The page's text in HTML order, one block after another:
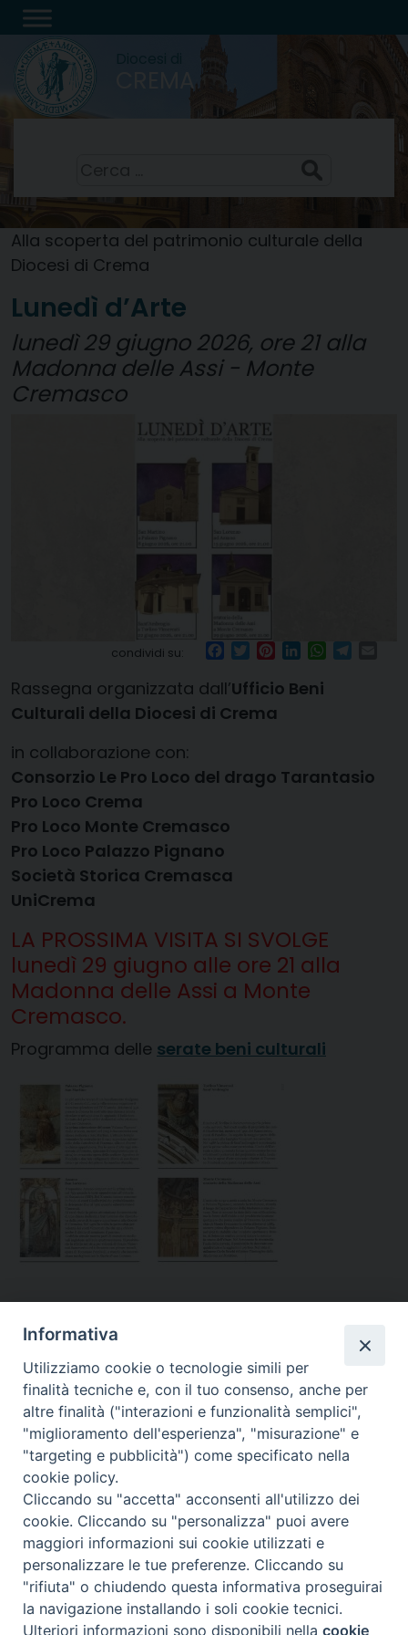
Skip
to
content
CREMA
Alla scoperta del patrimonio culturale della
Diocesi di Crema
Lunedì d’Arte
lunedì 29 giugno 2026, ore 21 alla
Madonna delle Assi - Monte
Cremasco
condividi su: Facebook
TwitterPinterest
LinkedInWhatsApp
Rassegna organizzata dall’Ufficio Beni
Culturali della Diocesi di Crema
in collaborazione con:
Consorzio Le Pro Loco del drago Tarantasio
Pro Loco Crema
Pro Loco Monte Cremasco
Pro Loco Palazzo Pignano
Società Storica Cremasca
UniCrema
LA PROSSIMA VISITA SI SVOLGE
lunedì 29 giugno alle ore 21 alla
Madonna delle Assi a Monte
Cremasco.
Programma delle serate beni culturali
CREMA
Riproduzione solo con permesso.
Tutti i diritti sono riservati.
Preferenze Cookie
Informativa
Utilizziamo cookie o tecnologie simili per
finalità tecniche e, con il tuo consenso, anche per
altre finalità ("interazioni e funzionalità semplici",
"miglioramento dell'esperienza", "misurazione" e
"targeting e pubblicità") come specificato nella
cookie policy.
Cliccando su "accetta" acconsenti all'utilizzo dei
cookie. Cliccando su "personalizza" puoi avere
maggiori informazioni sui cookie utilizzati e
personalizzare le tue preferenze. Cliccando su
"rifiuta" o chiudendo questa informativa proseguirai
la navigazione installando i soli cookie tecnici.
Ulteriori informazioni sono disponibili nellacookie